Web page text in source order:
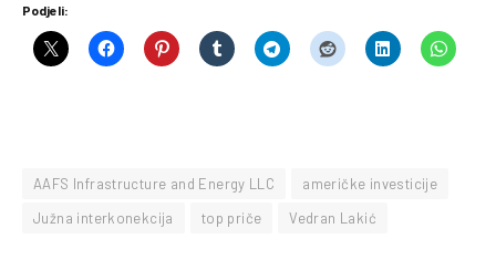
Podjeli:
AAFS Infrastructure and Energy LLC
američke investicije
Južna interkonekcija
top priče Vedran Lakić